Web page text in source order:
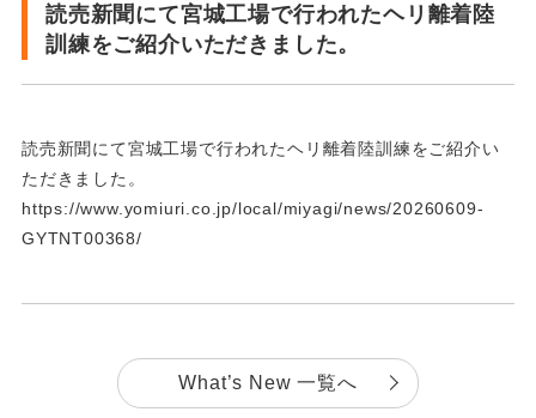
読売新聞にて宮城工場で行われたヘリ離着陸
訓練をご紹介いただきました。
読売新聞にて宮城工場で行われたヘリ離着陸訓練をご紹介い
ただきました。
https://www.yomiuri.co.jp/local/miyagi/news/20260609-
GYTNT00368/
What’s New 一覧へ